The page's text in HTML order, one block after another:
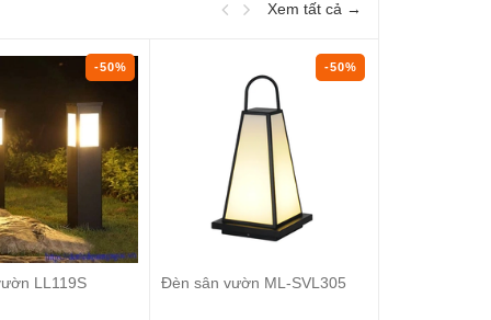
Xem tất cả →
-50%
LL119S
-50%
Đèn sân vườn ML-SVL305